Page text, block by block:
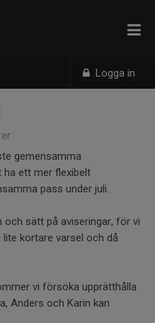
Logga in
gemensamma
ha ett mer flexibelt
pass under juli.
och sätt på aviseringar, för vi
kortare varsel och då
vi försöka upprätthålla
Anders och Karin kan